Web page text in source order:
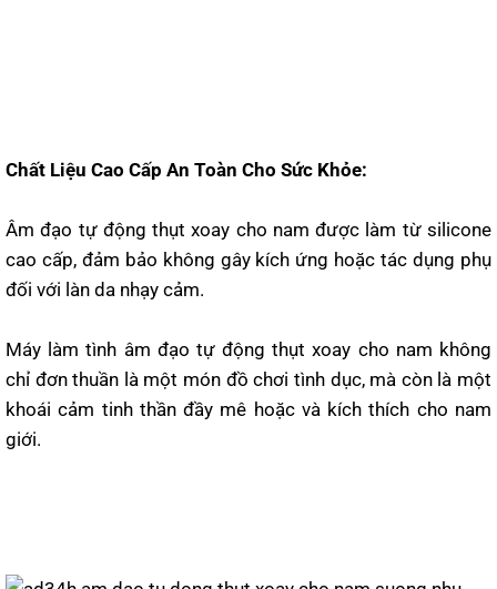
Chất Liệu Cao Cấp An Toàn Cho Sức Khỏe:
Âm đạo tự động thụt xoay cho nam được làm từ silicone
cao cấp, đảm bảo không gây kích ứng hoặc tác dụng phụ
đối với làn da nhạy cảm.
Máy làm tình âm đạo tự động thụt xoay cho nam không
chỉ đơn thuần là một món đồ chơi tình dục, mà còn là một
khoái cảm tinh thần đầy mê hoặc và kích thích cho nam
giới.